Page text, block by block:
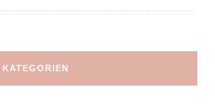
KATEGORIEN